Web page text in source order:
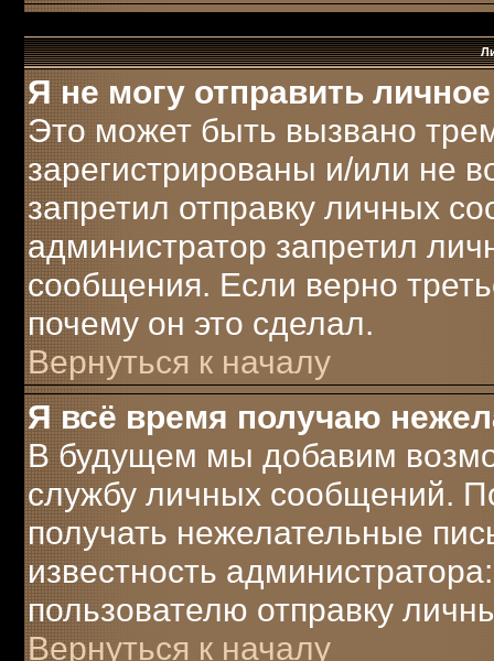
Я не могу отправить
Это может быть вызвано
зарегистрированы и/или не
запретил отправку личных
администратор запретил
сообщения. Если верно
почему он это сделал.
Вернуться к началу
Я всё время получаю
В будущем мы добавим
службу личных сообщений.
получать нежелательные
известность
пользователю отправку
Вернуться к началу